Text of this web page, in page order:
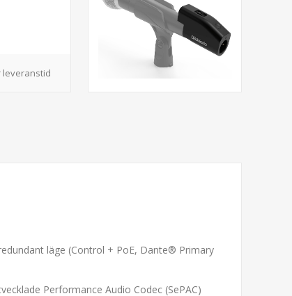
leveranstid
läge (Control + PoE, Dante® Primary
Performance Audio Codec (SePAC)